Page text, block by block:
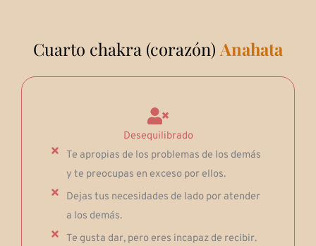
Cuarto chakra (corazón) Anahata
Desequilibrado
Te apropias de los problemas de los demás
y te preocupas en exceso por ellos.
Dejas tus necesidades de lado por atender
a los demás.
Te gusta dar, pero eres incapaz de recibir.